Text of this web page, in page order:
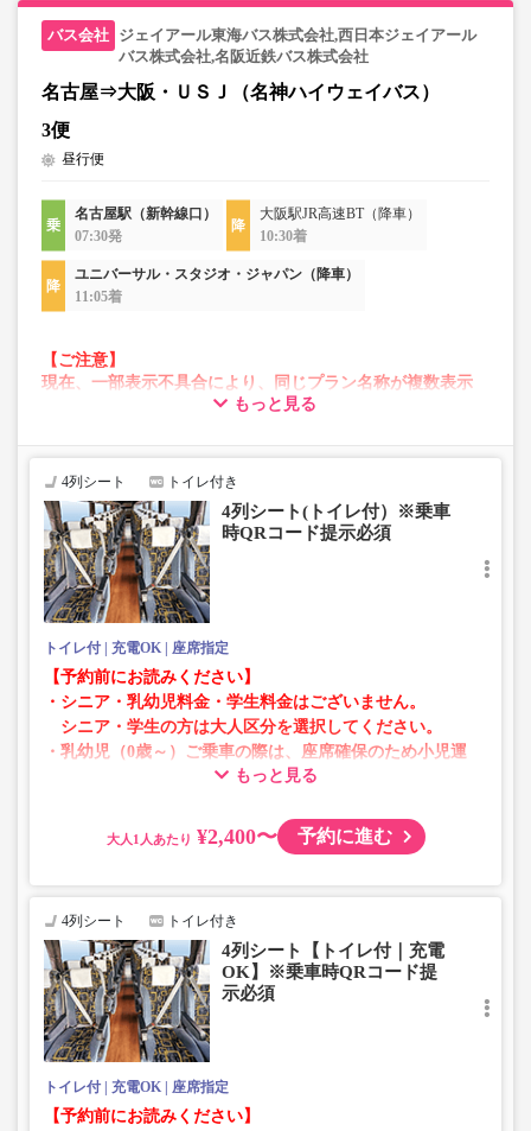
ジェイアール東海バス株式会社,西日本ジェイアール
バス株式会社,名阪近鉄バス株式会社
名古屋⇒大阪・ＵＳＪ（名神ハイウェイバス）
3便
昼行便
名古屋駅（新幹線口）
07:30発
大阪駅JR高速BT（降車）
10:30着
ユニバーサル・スタジオ・ジャパン（降車）
11:05着
【ご注意】
現在、一部表示不具合により、同じプラン名称が複数表示
される場合がございます。
います。
お手数をおかけいたしますが、エラー表示が出た場合は、
たします。
もっと見る
4列シート トイレ付き
4列シート(トイレ付）※乗車
時QRコード提示必須
トイレ付 充電OK 座席指定
【予約前にお読みください】
・シニア・乳幼児料金・学生料金はございません。
シニア・学生の方は大人区分を選択してください。
・乳幼児（0歳～）ご乗車の際は、座席確保のため小児運
賃での乗車券が必要です。
・AM1時～5時の間はシステムメンテナンスの為ご予約が
・在庫の状況はリアルタイムの表示ではございません。
※売り切れの場合でも残数が表示される場合がありま
す。
・販売日・便ごとに随時価格が変動いたします。購入時に
販売価格をご確認の上でご予約をお願いいたします。
・一部取り扱いのない停留所がある場合がございます。
もっと見る
大人 ¥2,400〜 予約に進む
4列シート トイレ付き
4列シート【トイレ付｜充電
OK】※乗車時QRコード提
示必須
トイレ付 充電OK 座席指定
【予約前にお読みください】